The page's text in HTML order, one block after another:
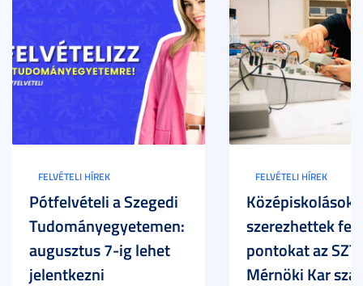
FELVÉTELI HÍREK
Pótfelvételi a Szegedi
Tudományegyetemen:
augusztus 7-ig lehet
jelentkezni
FELVÉTELI HÍREK
Középiskolások
szerezhettek
pontokat az
Mérnöki Kar